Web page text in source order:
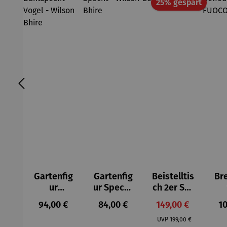
Gartenfig
ur
Buntspec
ht Vogel -
Regulärer Preis:
94,00 €
Gartenfig
ur Specht
- Wilson
Bhire
Regulärer Preis:
84,00 €
25% gespart
Beistelltis
ch 2er Set
– Dalias
Verkaufspreis:
149,00 €
UVP Regulärer Preis:
199,00 €